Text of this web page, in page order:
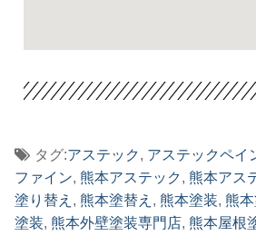
タグ:アステック , アステックペイ
ファイン, 熊本アステック , 熊本アス
塗り替え , 熊本塗替え , 熊本塗装, 熊
塗装, 熊本外壁塗装専門店, 熊本屋根